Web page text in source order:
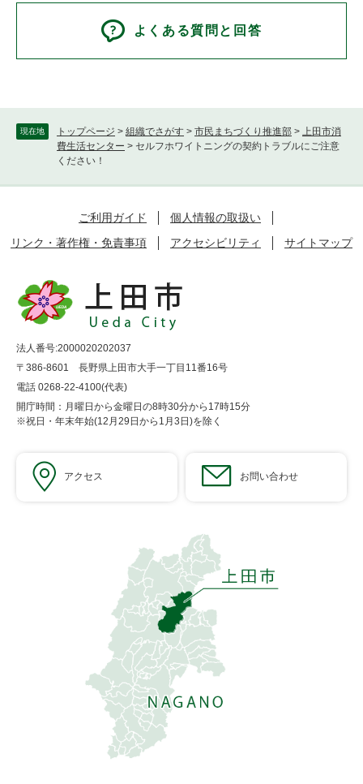
現在地 トップページ > 組織でさがす > 市民まちづくり推進部 > 上田市消
費生活センター > セルフホワイトニングの契約トラブルにご注意
ください！
よくある質問と回答
ご利用ガイド
個人情報の取扱い
リンク・著作権・免責事項
アクセシビリティ サイトマップ
法人番号:2000020202037
〒386-8601 長野県上田市大手一丁目11番16号
電話 0268-22-4100(代表)
開庁時間：月曜日から金曜日の8時30分から17時15分
※祝日・年末年始(12月29日から1月3日)を除く
アクセス お問い合わせ